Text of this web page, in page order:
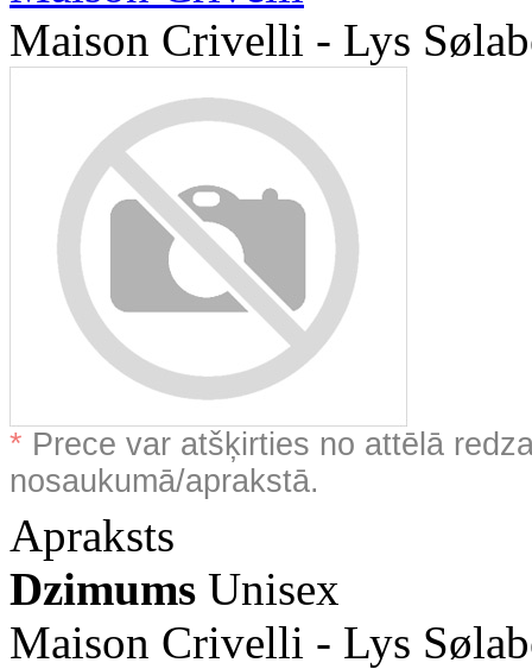
Maison Crivelli - Lys
* Prece var atšķirties no attēlā
nosaukumā/aprakstā.
Apraksts
Dzimums Unisex
Maison Crivelli - Lys